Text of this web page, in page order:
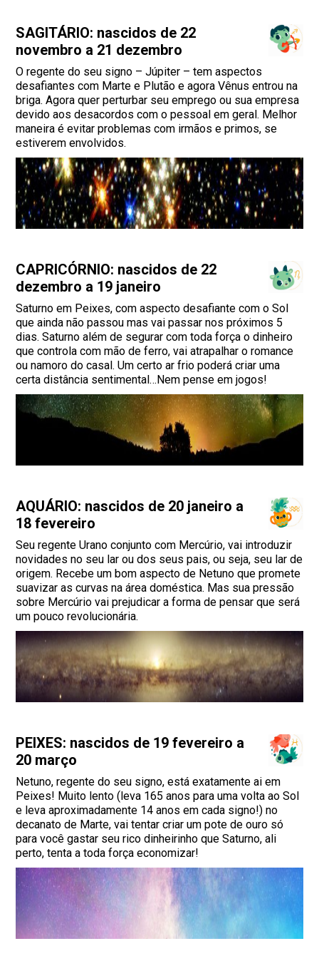
SAGITÁRIO: nascidos de 22
novembro a 21 dezembro
O regente do seu signo – Júpiter – tem aspectos
desafiantes com Marte e Plutão e agora Vênus entrou na
briga. Agora quer perturbar seu emprego ou sua empresa
devido aos desacordos com o pessoal em geral. Melhor
maneira é evitar problemas com irmãos e primos, se
estiverem envolvidos.
CAPRICÓRNIO: nascidos de 22
dezembro a 19 janeiro
Saturno em Peixes, com aspecto desafiante com o Sol
que ainda não passou mas vai passar nos próximos 5
dias. Saturno além de segurar com toda força o dinheiro
que controla com mão de ferro, vai atrapalhar o romance
ou namoro do casal. Um certo ar frio poderá criar uma
certa distância sentimental…Nem pense em jogos!
AQUÁRIO: nascidos de 20 janeiro a
18 fevereiro
Seu regente Urano conjunto com Mercúrio, vai introduzir
novidades no seu lar ou dos seus pais, ou seja, seu lar de
origem. Recebe um bom aspecto de Netuno que promete
suavizar as curvas na área doméstica. Mas sua pressão
sobre Mercúrio vai prejudicar a forma de pensar que será
um pouco revolucionária.
PEIXES: nascidos de 19 fevereiro a
20 março
Netuno, regente do seu signo, está exatamente ai em
Peixes! Muito lento (leva 165 anos para uma volta ao Sol
e leva aproximadamente 14 anos em cada signo!) no
decanato de Marte, vai tentar criar um pote de ouro só
para você gastar seu rico dinheirinho que Saturno, ali
perto, tenta a toda força economizar!